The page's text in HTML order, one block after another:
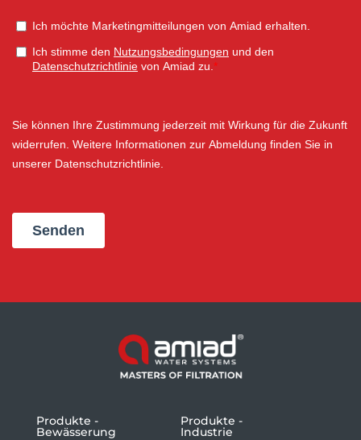
Produkte -
Bewässerung
Produkte -
Industrie